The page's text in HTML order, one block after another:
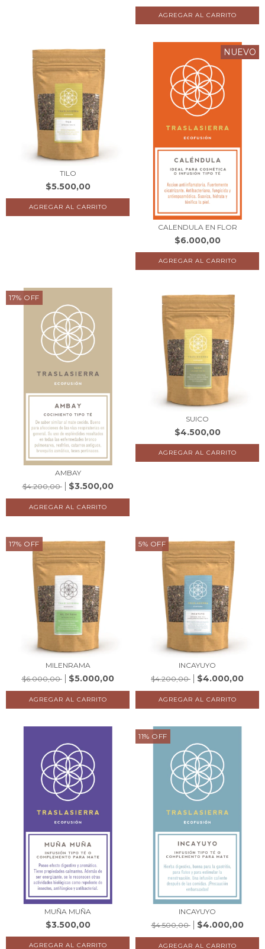
TILO
$5.500,00
NUEVO
CALENDULA EN FLOR
$6.000,00
17% OFF
AMBAY
$4.200,00
$3.500,00
SUICO
$4.500,00
17% OFF
MILENRAMA
$6.000,00
$5.000,00
5% OFF
INCAYUYO
$4.200,00
$4.000,00
MUÑA MUÑA
$3.500,00
11% OFF
INCAYUYO
$4.500,00
$4.000,00